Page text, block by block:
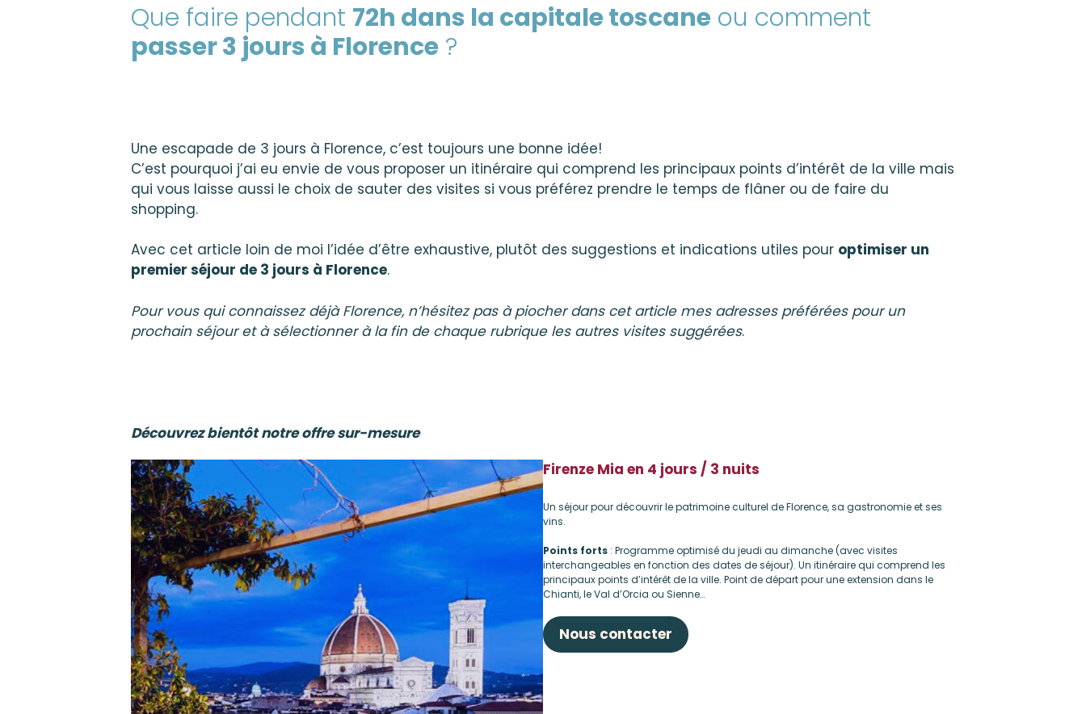
Que faire pendant 72h dans la capitale toscane ou comment
passer 3 jours à Florence ?
Une escapade de 3 jours à Florence, c’est toujours une bonne idée!
C’est pourquoi j’ai eu envie de vous proposer un itinéraire qui comprend les principaux points d’intérêt de la ville mais
qui vous laisse aussi le choix de sauter des visites si vous préférez prendre le temps de flâner ou de faire du
shopping.
Avec cet article loin de moi l’idée d’être exhaustive, plutôt des suggestions et indications utiles pour optimiser un
premier séjour de 3 jours à Florence.
Pour vous qui connaissez déjà Florence, n’hésitez pas à piocher dans cet article mes adresses préférées pour un
prochain séjour et à sélectionner à la fin de chaque rubrique les autres visites suggérées.
Découvrez bientôt notre offre sur-mesure
Firenze Mia en 4 jours / 3 nuits
Un séjour pour découvrir le patrimoine culturel de Florence, sa gastronomie et ses
vins.
Points forts : Programme optimisé du jeudi au dimanche (avec visites
interchangeables en fonction des dates de séjour). Un itinéraire qui comprend les
principaux points d’intérêt de la ville. Point de départ pour une extension dans le
Chianti, le Val d’Orcia ou Sienne…
Nous contacter